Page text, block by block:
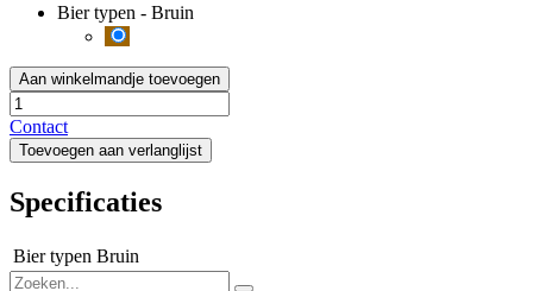
Bier typen - Bruin
Aan winkelmandje toevoegen
Contact
Toevoegen aan verlanglijst
Specificaties
Bier typen Bruin